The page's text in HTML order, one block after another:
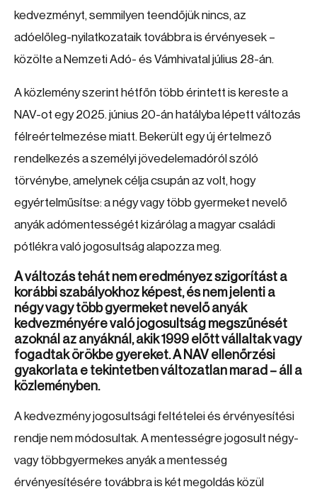
kedvezményt, semmilyen teendőjük nincs, az
adóelőleg-nyilatkozataik továbbra is érvényesek –
közölte a Nemzeti Adó- és Vámhivatal július 28-án.
A közlemény szerint hétfőn több érintett is kereste a
NAV-ot egy 2025. június 20-án hatályba lépett változás
félreértelmezése miatt. Bekerült egy új értelmező
rendelkezés a személyi jövedelemadóról szóló
törvénybe, amelynek célja csupán az volt, hogy
egyértelműsítse: a négy vagy több gyermeket nevelő
anyák adómentességét kizárólag a magyar családi
pótlékra való jogosultság alapozza meg.
A változás tehát nem eredményez szigorítást a
korábbi szabályokhoz képest, és nem jelenti a
négy vagy több gyermeket nevelő anyák
kedvezményére való jogosultság megszűnését
azoknál az anyáknál, akik 1999 előtt vállaltak vagy
fogadtak örökbe gyereket. A NAV ellenőrzési
gyakorlata e tekintetben változatlan marad – áll a
közleményben.
A kedvezmény jogosultsági feltételei és érvényesítési
rendje nem módosultak. A mentességre jogosult négy-
vagy többgyermekes anyák a mentesség
érvényesítésére továbbra is két megoldás közül